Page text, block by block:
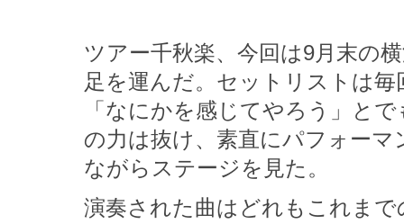
ツアー千秋楽、今回は9月末の
足を運んだ。セットリストは
「なにかを感じてやろう」と
の力は抜け、素直にパフォー
ながらステージを見た。
演奏された曲はどれもこれま